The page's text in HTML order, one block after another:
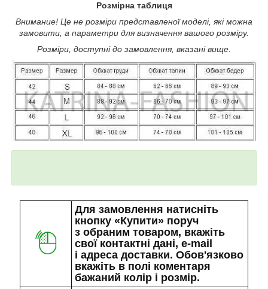
Розмірна таблиця
Внимание! Це не розміри представленої моделі, які можна
замовити, а параметри для визначення вашого розміру.
Розміри, доступні до замовлення, вказані вище.
Для замовлення натисніть
кнопку «Купити» поруч
з обраним товаром, вкажіть
свої контактні дані, e-mail
і адреса доставки. Обов'язково
вкажіть в полі коментаря
бажаний колір і розмір.